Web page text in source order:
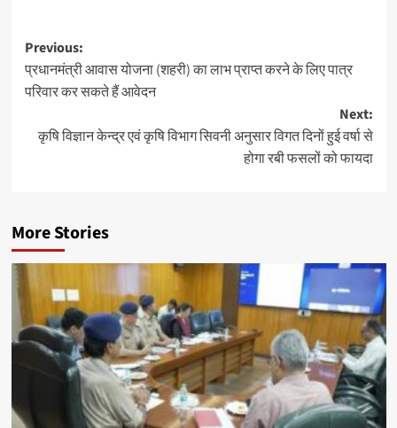
Post
navigation
Previous:
प्रधानमंत्री आवास योजना (शहरी) का लाभ प्राप्त करने के लिए पात्र
परिवार कर सकते हैं आवेदन
Next:
कृषि विज्ञान केन्‍द्र एवं कृषि विभाग सिवनी अनुसार विगत दिनों हुई वर्षा से
होगा रबी फसलों को फायदा
More Stories